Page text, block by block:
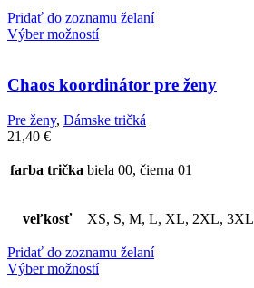
Pridať do zoznamu želaní
Výber možností
Chaos koordinátor pre ženy
Pre ženy, Dámske tričká
21,40 €
farba trička biela 00, čierna 01
veľkosť XS, S, M, L, XL, 2XL, 3XL
Pridať do zoznamu želaní
Výber možností